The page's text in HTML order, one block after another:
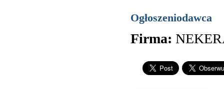
Ogłoszeniodawca
Firma: